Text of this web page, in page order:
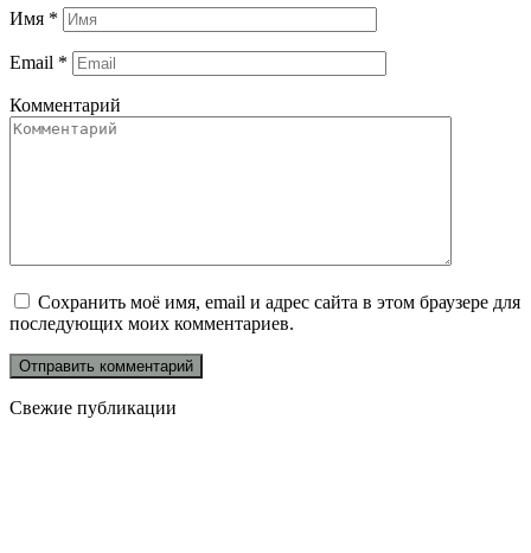
Имя *
Email *
Комментарий
Сохранить моё имя, email и адрес сайта в этом браузере для
последующих моих комментариев.
Свежие публикации